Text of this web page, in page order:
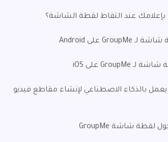
يعمل بالذكاء الاصطناعي لإنشاء مقاطع فيديو